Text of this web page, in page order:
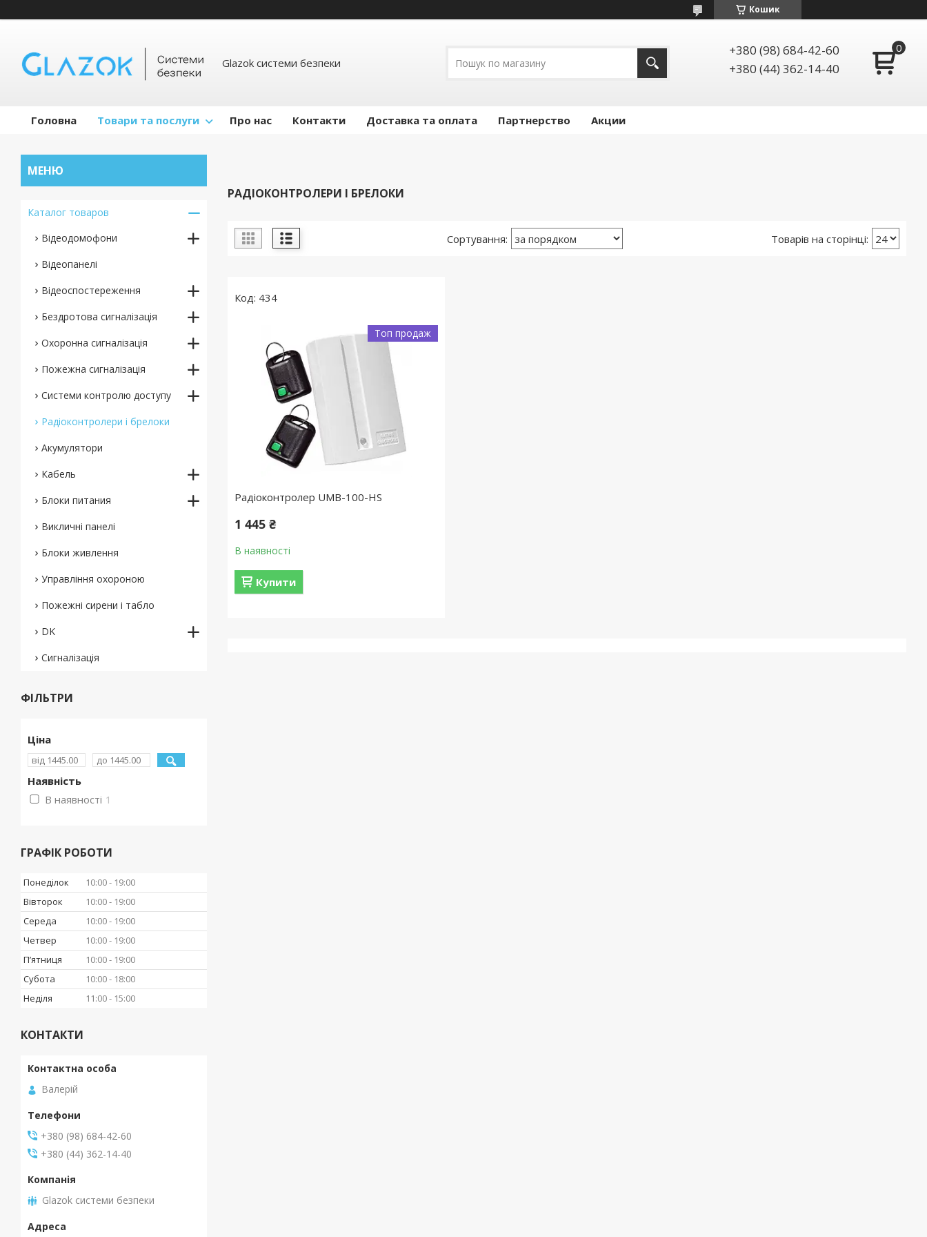
Кошик
Glazok системи безпеки
+380 (98) 684-42-60
+380 (44) 362-14-40
Головна Товари та послуги Про нас Контакти Доставка та оплата Партнерство Акции
РАДІОКОНТРОЛЕРИ І БРЕЛОКИ
434
Топ продаж
Радіоконтролер UMB-100-HS
1 445 ₴
В наявності
Купити
Каталог товаров
Відеодомофони
Відеопанелі
Відеоспостереження
Бездротова сигналізація
Охоронна сигналізація
Пожежна сигналізація
Системи контролю доступу
Радіоконтролери і брелоки
Акумулятори
Кабель
Блоки питания
Викличні панелі
Блоки живлення
Управління охороною
Пожежні сирени і табло
DK
Сигналізація
ФІЛЬТРИ
Ціна
Наявність
В наявності 1
ГРАФІК РОБОТИ
Понеділок 10:00
19:00
Вівторок
10:00
19:00
Середа
10:00
19:00
Четвер
10:00
19:00
Пʼятниця
10:00
19:00
Субота
10:00
18:00
Неділя
11:00 15:00
КОНТАКТИ
Валерій
+380 (98) 684-42-60
+380 (44) 362-14-40
Glazok системи безпеки